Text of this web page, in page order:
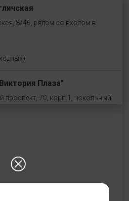
8/46, рядом со входом в
Плаза"
проспект, 70, корп.1, цокольный
Молл"
второй этаж, слева от